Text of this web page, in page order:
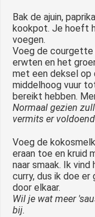
Bak de ajuin,
kookpot. Je hoeft
voegen.
Voeg de
erwten en het
met een deksel op
middelhoog vuur
bereikt hebben.
Normaal gezien
vermits er
Voeg de
eraan toe en kruid
naar smaak. Ik
curry, dus ik doe
door elkaar.
Wil je wat meer
bij.